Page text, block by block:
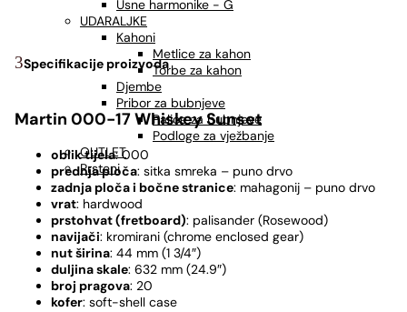
Usne harmonike - G
UDARALJKE
Kahoni
Metlice za kahon
Torbe za kahon
Djembe
Pribor za bubnjeve
Palice za bubnjeve
Podloge za vježbanje
OUTLET
Prsteni
Specifikacije proizvoda
Martin 000-17 Whiskey Sunset
oblik tijela: 000
prednja ploča: sitka smreka – puno drvo
zadnja ploča i bočne stranice: mahagonij – puno drvo
vrat: hardwood
prstohvat (fretboard): palisander (Rosewood)
navijači: kromirani (chrome enclosed gear)
nut širina: 44 mm (1 3/4″)
duljina skale: 632 mm (24.9″)
broj pragova: 20
kofer: soft-shell case